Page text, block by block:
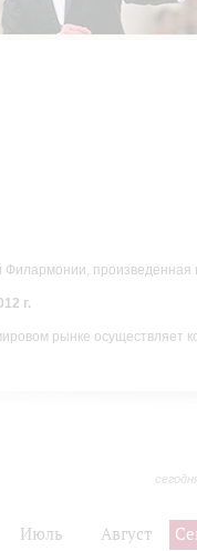
Филармонии,
г.
рынке осуществляет
Июль Август